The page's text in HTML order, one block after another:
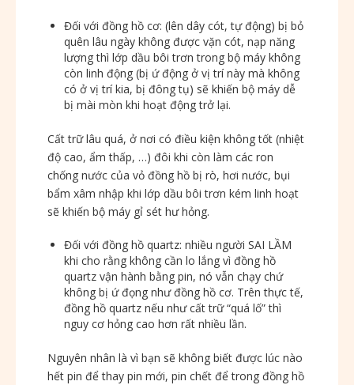
Đối với đồng hồ cơ: (lên dây cót, tự động) bị bỏ
quên lâu ngày không được vặn cót, nạp năng
lượng thì lớp dầu bôi trơn trong bộ máy không
còn linh động (bị ứ động ở vị trí này mà không
có ở vị trí kia, bị đông tụ) sẽ khiến bộ máy dễ
bị mài mòn khi hoạt động trở lại.
Cất trữ lâu quá, ở nơi có điều kiện không tốt (nhiệt
độ cao, ẩm thấp, …) đôi khi còn làm các ron
chống nước của vỏ đồng hồ bị rò, hơi nước, bụi
bẩm xâm nhập khi lớp dầu bôi trơn kém linh hoạt
sẽ khiến bộ máy gỉ sét hư hỏng.
Đối với đồng hồ quartz: nhiều người SAI LẦM
khi cho rằng không cần lo lắng vì đồng hồ
quartz vận hành bằng pin, nó vẫn chạy chứ
không bị ứ đọng như đồng hồ cơ. Trên thực tế,
đồng hồ quartz nếu như cất trữ “quá lố” thì
nguy cơ hỏng cao hơn rất nhiều lần.
Nguyên nhân là vì bạn sẽ không biết được lúc nào
hết pin để thay pin mới, pin chết để trong đồng hồ